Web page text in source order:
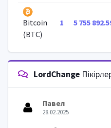
Bitcoin
(BTC)
1 5 755
LordChange
Павел
28.02.2025